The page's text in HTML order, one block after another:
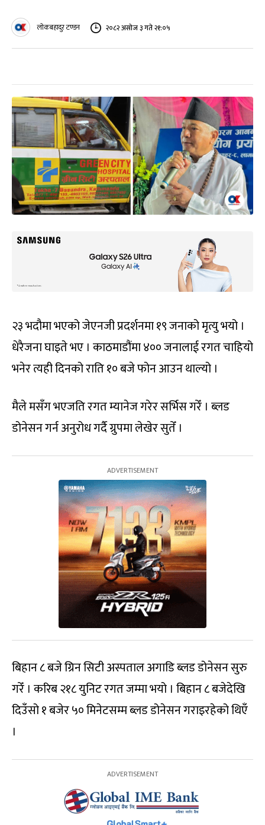
लोकबहादुर टण्डन २०८२ असोज ३ गते २१:०५
२३ भदौमा भएको जेएनजी प्रदर्शनमा १९ जनाको मृत्यु भयो ।
धेरैजना घाइते भए । काठमाडौंमा ४०० जनालाई रगत चाहियो
भनेर त्यही दिनको राति १० बजे फोन आउन थाल्यो ।
मैले मसँग भएजति रगत म्यानेज गरेर सर्भिस गरेँ । ब्लड
डोनेसन गर्न अनुरोध गर्दै ग्रुपमा लेखेर सुतेँ ।
बिहान ८ बजे ग्रिन सिटी अस्पताल अगाडि ब्लड डोनेसन सुरु
गरेँ । करिब २१८ युनिट रगत जम्मा भयो । बिहान ८ बजेदेखि
दिउँसो १ बजेर ५० मिनेटसम्म ब्लड डोनेसन गराइरहेको थिएँ
।